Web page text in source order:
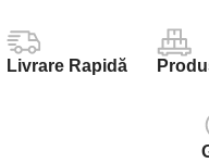
Livrare Rapidă